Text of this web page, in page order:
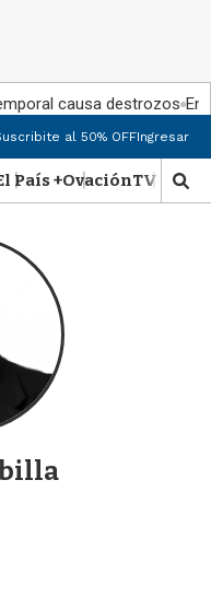
causa destrozos En
al 50% OFFIngresar
País +OvaciónTV Show
M
o